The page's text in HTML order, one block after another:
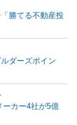
勝てる不動産投
ダーズポイン
ーカー4社が5億